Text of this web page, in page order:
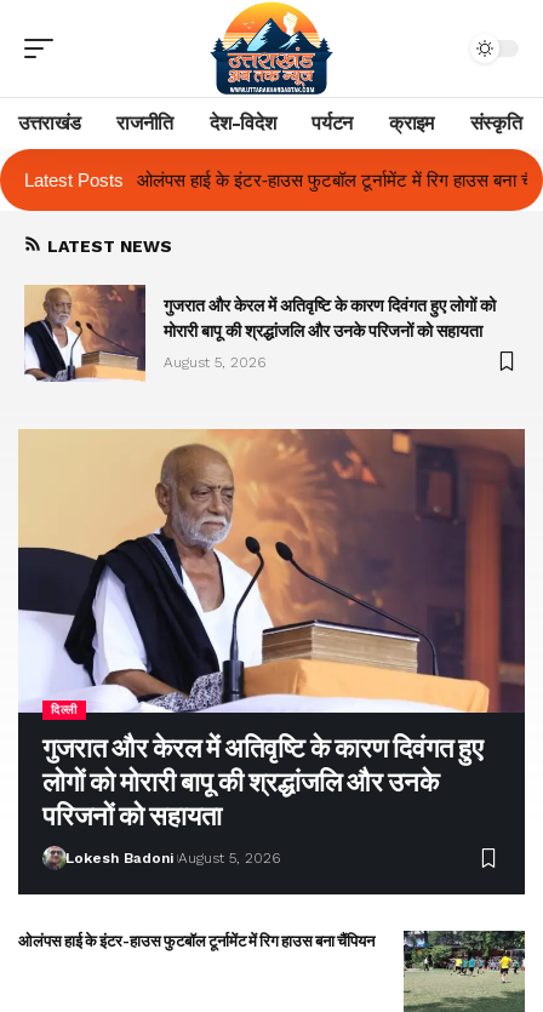
उत्तराखंड राजनीति देश-विदेश पर्यटन क्राइम संस्कृति
Latest Posts
टूर्नामेंट में रिग हाउस बना चैंपियन तुलाज़ ने रचा इतिहास, संस्थान से बना
LATEST NEWS
गुजरात और केरल में अतिवृष्टि के कारण दिवंगत हुए लोगों को
मोरारी बापू की श्रद्धांजलि और उनके परिजनों को सहायता
August 5, 2026
दिल्ली
गुजरात और केरल में अतिवृष्टि के कारण दिवंगत हुए
लोगों को मोरारी बापू की श्रद्धांजलि और उनके
परिजनों को सहायता
Lokesh Badoni August 5, 2026
ओलंपस हाई के इंटर-हाउस फुटबॉल टूर्नामेंट में रिग हाउस बना चैंपियन